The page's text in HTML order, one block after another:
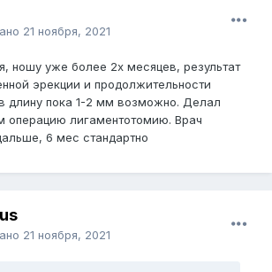
21 ноября, 2021
ношу уже более 2х месяцев, результат
эрекции и продолжительности
длину пока 1-2 мм возможно. Делал
операцию лигаментотомию. Врач
6 мес стандартно
21 ноября, 2021